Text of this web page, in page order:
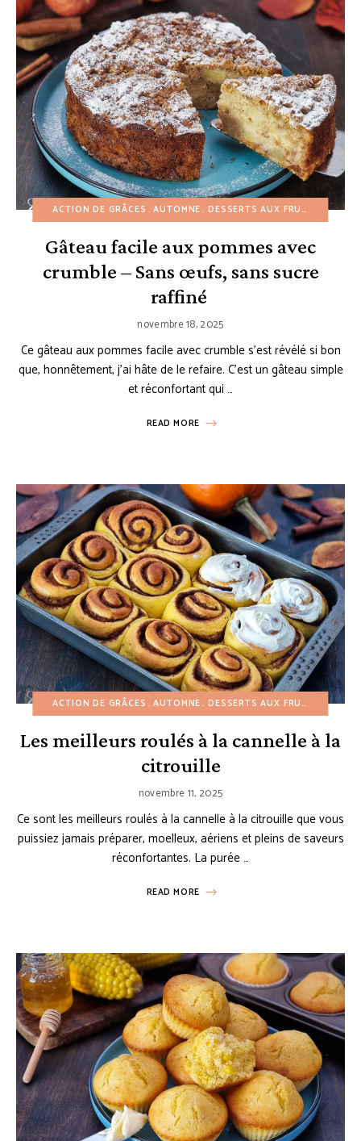
ACTION DE GRÂCES AUTOMNE DESSERTS AUX FRUITS
Gâteau facile aux pommes avec
crumble – Sans œufs, sans sucre
raffiné
novembre 18, 2025
Ce gâteau aux pommes facile avec crumble s’est révélé si bon
que, honnêtement, j’ai hâte de le refaire. C’est un gâteau simple
et réconfortant qui …
READ MORE
ACTION DE GRÂCES AUTOMNE DESSERTS AUX FRUITS
Les meilleurs roulés à la cannelle à la
citrouille
novembre 11, 2025
Ce sont les meilleurs roulés à la cannelle à la citrouille que vous
puissiez jamais préparer, moelleux, aériens et pleins de saveurs
réconfortantes. La purée …
READ MORE